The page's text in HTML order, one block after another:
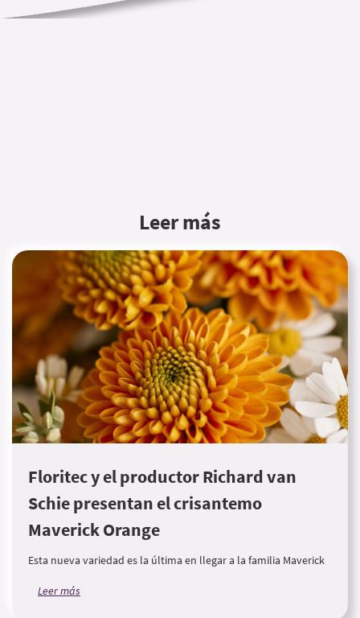
Leer más
Floritec y el productor Richard van
Schie presentan el crisantemo
Maverick Orange
Esta nueva variedad es la última en llegar a la familia Maverick
Leer más